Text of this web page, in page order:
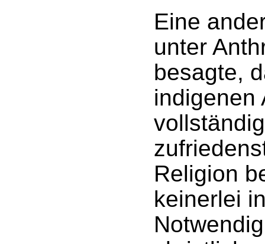
Eine
unter
besagte,
indigenen
Religion
keinerlei